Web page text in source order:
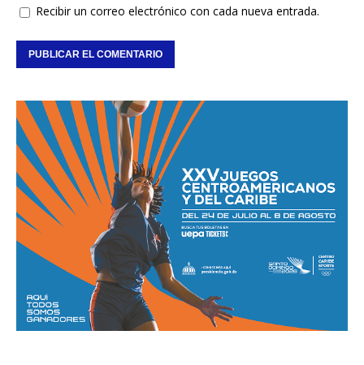
Recibir un correo electrónico con cada nueva entrada.